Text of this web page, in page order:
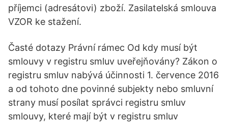
příjemci (adresátovi) zboží. Zasilatelská smlouva
VZOR ke stažení.
Časté dotazy Právní rámec Od kdy musí být
smlouvy v registru smluv uveřejňovány? Zákon o
registru smluv nabývá účinnosti 1. července 2016
a od tohoto dne povinné subjekty nebo smluvní
strany musí posílat správci registru smluv
smlouvy, které mají být v registru smluv